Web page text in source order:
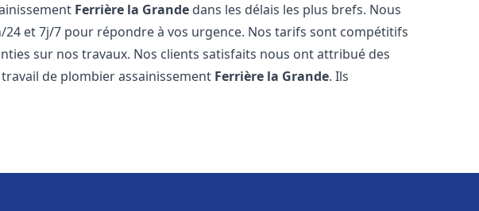
Ferrière la Grande dans les délais les plus brefs. Nous
24 et 7j/7 pour répondre à vos urgence. Nos tarifs sont compétitifs
sur nos travaux. Nos clients satisfaits nous ont attribué des
de plombier assainissement Ferrière la Grande. Ils